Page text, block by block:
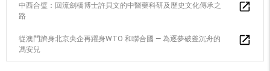
中西合璧：回流劍橋博士許貝文的中醫藥科研及歷史文化傳承之
路
從澳門躋身北京央企再躍身WTO 和聯合國 — 為逐夢破釜沉舟的
馮安兒